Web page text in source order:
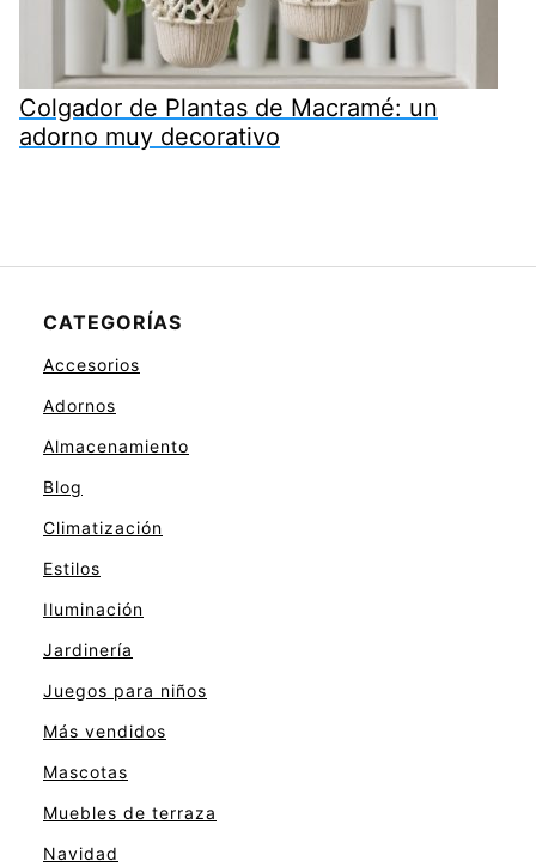
Colgador de Plantas de Macramé: un
adorno muy decorativo
CATEGORÍAS
Accesorios
Adornos
Almacenamiento
Blog
Climatización
Estilos
Iluminación
Jardinería
Juegos para niños
Más vendidos
Mascotas
Muebles de terraza
Navidad